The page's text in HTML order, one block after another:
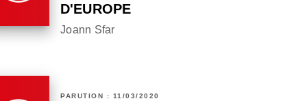
D'EUROPE
Joann Sfar
PARUTION : 11/03/2020